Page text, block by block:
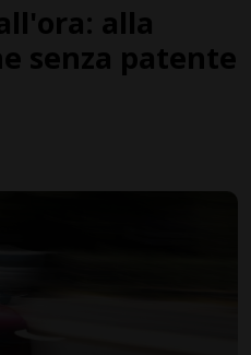
alla
senza patente